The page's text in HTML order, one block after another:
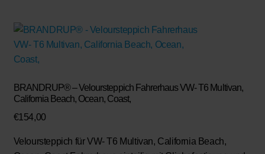
BRANDRUP® – Veloursteppich Fahrerhaus VW- T6 Multivan,
California Beach, Ocean, Coast,
€154,00
Veloursteppich für VW- T6 Multivan, California Beach,